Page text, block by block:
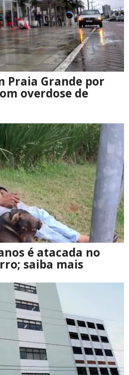
Praia Grande por
overdose de
é atacada no
saiba mais